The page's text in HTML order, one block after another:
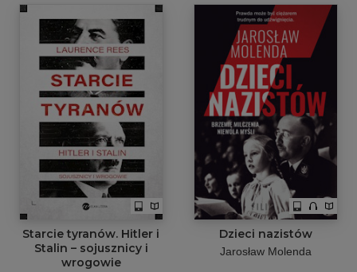
Starcie tyranów. Hitler i
Stalin – sojusznicy i
wrogowie
Dzieci nazistów
Jarosław Molenda